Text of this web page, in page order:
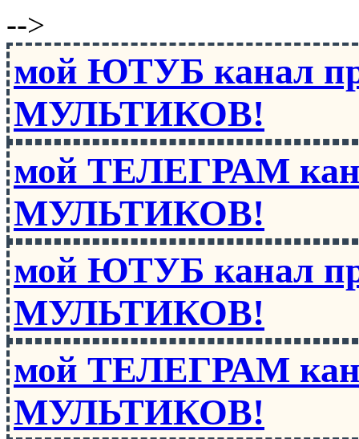
-->
мой ЮТУБ канал
МУЛЬТИКОВ!
мой ТЕЛЕГРАМ
МУЛЬТИКОВ!
мой ЮТУБ канал
МУЛЬТИКОВ!
мой ТЕЛЕГРАМ
МУЛЬТИКОВ!